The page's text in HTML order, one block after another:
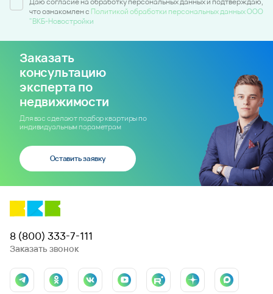
что ознакомлен c Политикой обработки персональных данных ООО
"ВКБ-Новостройки
Заказать
консультацию
эксперта по
недвижимости
Для вас сделают подбор квартиры по
индивидуальным параметрам
Оставить заявку
8 (800) 333-7-111
Заказать звонок